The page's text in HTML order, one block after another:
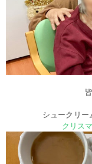
シュークリー
クリス